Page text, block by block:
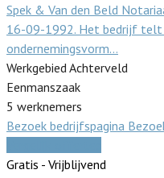
Spek & Van den Beld
16-09-1992. Het bedrijf telt
ondernemingsvorm…
Werkgebied Achterveld
Eenmanszaak
5 werknemers
Bezoek bedrijfspagina
Gratis - Vrijblijvend